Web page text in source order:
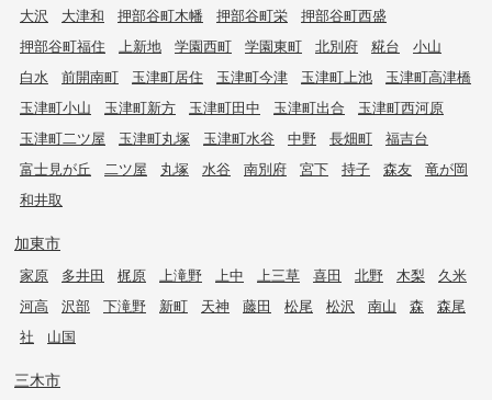
大沢
大津和 押部谷町木幡 押部谷町栄
押部谷町西盛
押部谷町福住
上新地 学園西町 学園東町 北別府 糀台
小山
白水
前開南町 玉津町居住 玉津町今津 玉津町上池
玉津町高津橋
玉津町小山
玉津町新方 玉津町田中 玉津町出合
玉津町西河原
玉津町二ツ屋
玉津町丸塚 玉津町水谷 中野 長畑町
福吉台
富士見が丘
二ツ屋 丸塚 水谷 南別府 宮下 持子 森友
竜が岡
和井取
加東市
家原 多井田 梶原 上滝野 上中 上三草 喜田 北野 木梨
久米
河高
沢部 下滝野 新町 天神 藤田 松尾 松沢 南山 森
森尾
社
山国
三木市